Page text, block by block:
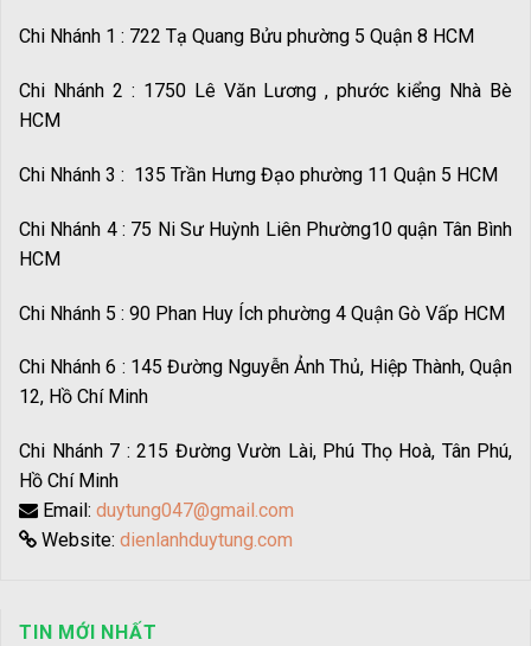
Chi Nhánh 1 : 722 Tạ Quang Bửu phường 5 Quận 8 HCM
Chi Nhánh 2 : 1750 Lê Văn Lương , phước kiểng Nhà Bè
HCM
Chi Nhánh 3 : 135 Trần Hưng Đạo phường 11 Quận 5 HCM
Chi Nhánh 4 : 75 Ni Sư Huỳnh Liên Phường10 quận Tân Bình
HCM
Chi Nhánh 5 : 90 Phan Huy Ích phường 4 Quận Gò Vấp HCM
Chi Nhánh 6 : 145 Đường Nguyễn Ảnh Thủ, Hiệp Thành, Quận
12, Hồ Chí Minh
Chi Nhánh 7 : 215 Đường Vườn Lài, Phú Thọ Hoà, Tân Phú,
Hồ Chí Minh
Email: duytung047@gmail.com
Website: dienlanhduytung.com
TIN MỚI NHẤT